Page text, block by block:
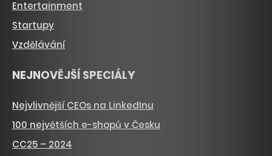
Entertainment
Startupy
Vzdělávání
NEJNOVĚJŠÍ SPECIÁLY
Nejvlivnější CEOs na LinkedInu
100 největších e-shopů v Česku
CC25 – 2024